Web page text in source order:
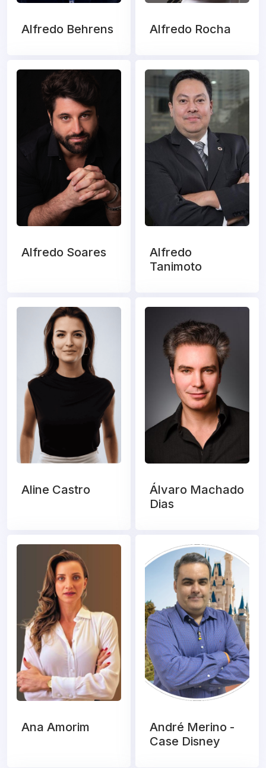
Alfredo Behrens Alfredo Rocha
Alfredo Soares
Alfredo
Tanimoto
Aline Castro
Álvaro Machado
Dias
Ana Amorim
André Merino -
Case Disney